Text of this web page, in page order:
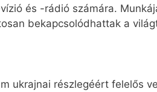
és -rádió számára.
bekapcsolódhattak a
ukrajnai részlegéért felelős